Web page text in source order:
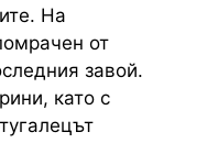
На
от
завой.
като с